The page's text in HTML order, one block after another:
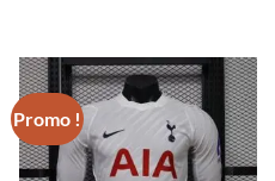
Promo !